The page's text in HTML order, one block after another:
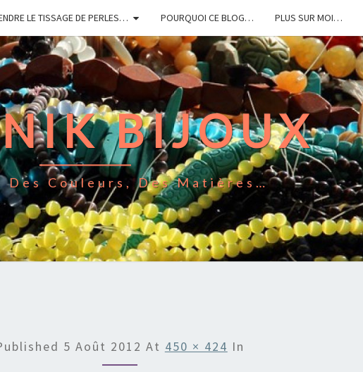
LE TISSAGE DE PERLES… POURQUOI CE BLOG… PLUS SUR MOI…
BIJOUX
Des Couleurs, Des Matières…
5 Août 2012 At 450 × 424 In